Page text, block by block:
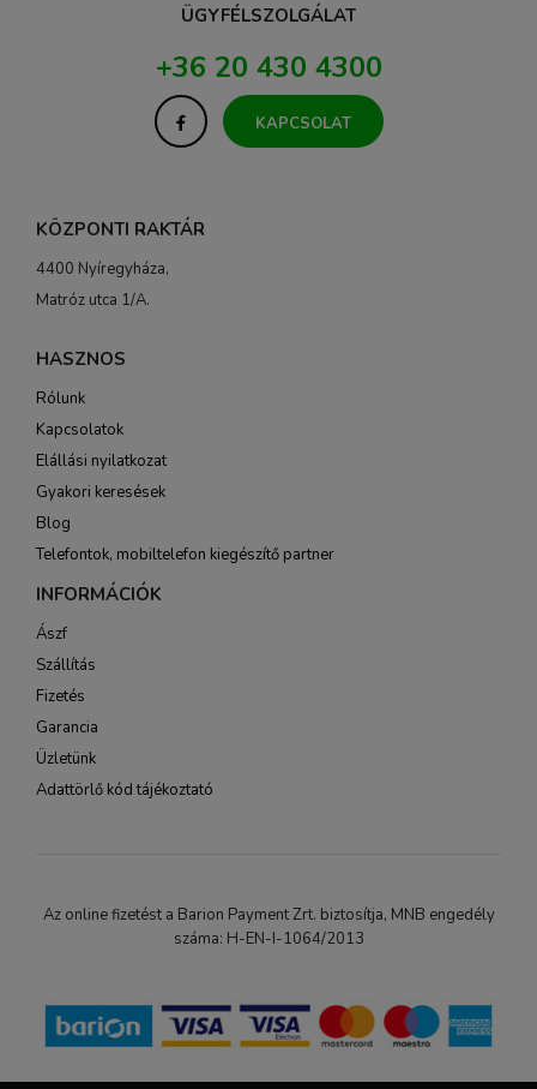
ÜGYFÉLSZOLGÁLAT
+36 20 430 4300
KAPCSOLAT
KÖZPONTI RAKTÁR
4400 Nyíregyháza,
Matróz utca 1/A.
HASZNOS
Rólunk
Kapcsolatok
Elállási nyilatkozat
Gyakori keresések
Blog
Telefontok, mobiltelefon kiegészítő partner
INFORMÁCIÓK
Ászf
Szállítás
Fizetés
Garancia
Üzletünk
Adattörlő kód tájékoztató
Az online fizetést a Barion Payment Zrt. biztosítja, MNB engedély
száma: H-EN-I-1064/2013